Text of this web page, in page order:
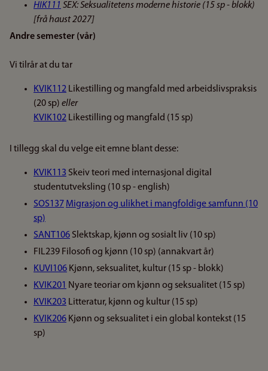
HIK111 SEX: Seksualitetens moderne historie (15 sp - blokk)
[frå haust 2027]
Andre semester (vår)
Vi tilrår at du tar
KVIK112 Likestilling og mangfald med arbeidslivspraksis
(20 sp) eller
KVIK102 Likestilling og mangfald (15 sp)
I tillegg skal du velge eit emne blant desse:
KVIK113 Skeiv teori med internasjonal digital
studentutveksling (10 sp - english)
SOS137 Migrasjon og ulikhet i mangfoldige samfunn (10
sp)
SANT106 Slektskap, kjønn og sosialt liv (10 sp)
FIL239 Filosofi og kjønn (10 sp) (annakvart år)
KUVI106 Kjønn, seksualitet, kultur (15 sp - blokk)
KVIK201 Nyare teoriar om kjønn og seksualitet (15 sp)
KVIK203 Litteratur, kjønn og kultur (15 sp)
KVIK206 Kjønn og seksualitet i ein global kontekst (15
sp)